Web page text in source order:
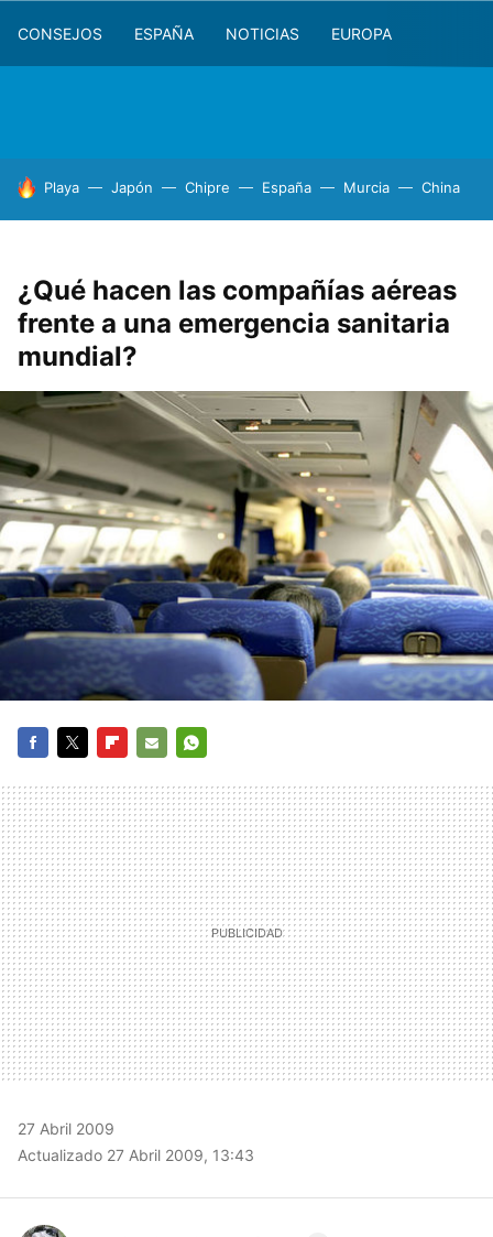
CONSEJOS ESPAÑA NOTICIAS EUROPA
HOY SE HABLA DE
Playa Japón Chipre España Murcia China
¿Qué hacen las compañías aéreas
frente a una emergencia sanitaria
mundial?
MAIL
27 Abril 2009
Actualizado 27 Abril 2009, 13:43